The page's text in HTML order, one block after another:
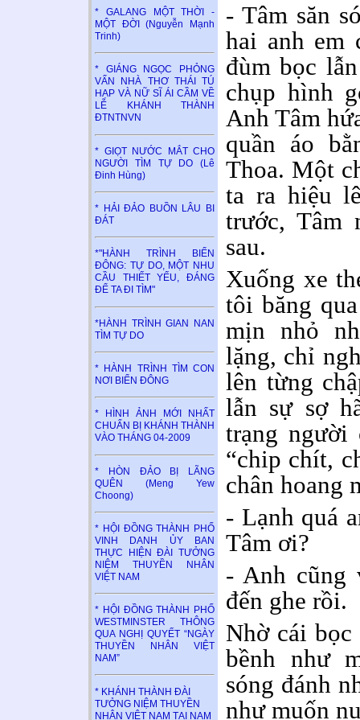
* GALANG MỘT THỜI -
MỘT ĐỜI (Nguyễn Mạnh
Trinh)
* GIÁNG NGỌC PHỎNG
VẤN NHÀ THƠ THÁI TÚ
HẠP VÀ NỮ SĨ ÁI CẦM VỀ
LỄ KHÁNH THÀNH
ĐTNTNVN
* GIỌT NƯỚC MẮT CHO
NGƯỜI TÌM TỰ DO (Lê
Đinh Hùng)
* HẢI ĐẢO BUỒN LÂU BI
ĐÁT
*"HÀNH TRÌNH BIỂN
ĐÔNG: TỰ DO, MỘT NHU
CẦU THIẾT YẾU, ĐÁNG
ĐỂ TA ĐI TÌM"
*HÀNH TRÌNH GIAN NAN
TÌM TỰ DO
* HÀNH TRÌNH TÌM CON
NƠI BIỂN ĐÔNG
* HÌNH ẢNH MỚI NHẤT
CHUẨN BỊ KHÁNH THÀNH
VÀO THÁNG 04-2009
* HÒN ĐẢO BỊ LÃNG
QUÊN (Meng Yew
Choong)
* HỘI ĐỒNG THÀNH PHỐ
VINH DANH ỦY BAN
THỰC HIỆN ĐÀI TƯỞNG
NIỆM THUYỀN NHÂN
VIỆT NAM
* HỘI ĐỒNG THÀNH PHỐ
WESTMINSTER THÔNG
QUA NGHỊ QUYẾT “NGÀY
THUYỀN NHÂN VIỆT
NAM”
* KHÁNH THÀNH ĐÀI
TƯỞNG NIỆM THUYỀN
NHÂN VIỆT NAM TẠI NAM
- Tâm săn
hai anh em
đùm bọc
chụp hình
Anh Tâm
quần áo
Thoa. Một
ta ra hiệu
trước, Tâm
sau.
Xuống xe
tôi băng
mịn nhỏ
lặng, chỉ
lên từng
lẫn sự sợ
trạng người
“chip chít,
chân hoang
- Lạnh quá
Tâm ơi?
- Anh cũng
đến ghe rồi.
Nhờ cái
bềnh như
sóng đánh
như muốn